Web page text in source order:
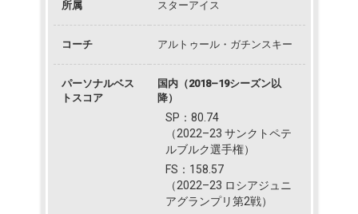
所属 スターアイス
コーチ アルトゥール・ガチンスキー
パーソナルベス
トスコア
国内（2018–19シーズン以
降）
SP：80.74
（2022–23 サンクトペテ
ルブルク選手権）
FS：158.57
（2022–23 ロシアジュニ
アグランプリ第2戦）